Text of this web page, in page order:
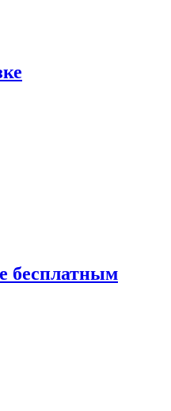
бесплатным